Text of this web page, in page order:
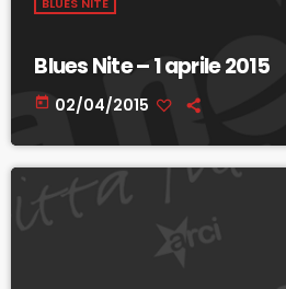
Blues Nite – 1 aprile 2015
today 02/04/2015